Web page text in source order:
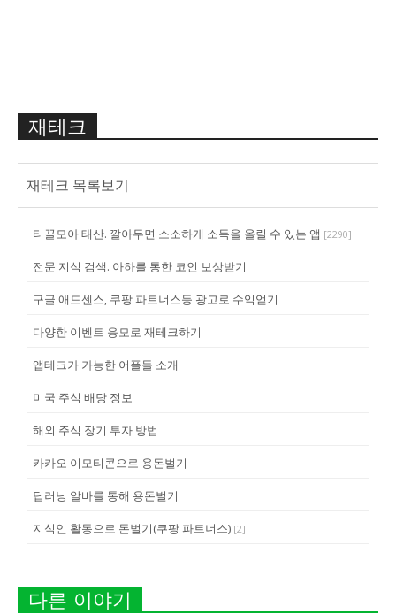
재테크
재테크 목록보기
티끌모아 태산. 깔아두면 소소하게 소득을 올릴 수 있는 앱 [2290]
전문 지식 검색. 아하를 통한 코인 보상받기
구글 애드센스, 쿠팡 파트너스등 광고로 수익얻기
다양한 이벤트 응모로 재테크하기
앱테크가 가능한 어플들 소개
미국 주식 배당 정보
해외 주식 장기 투자 방법
카카오 이모티콘으로 용돈벌기
딥러닝 알바를 통해 용돈벌기
지식인 활동으로 돈벌기(쿠팡 파트너스) [2]
다른 이야기